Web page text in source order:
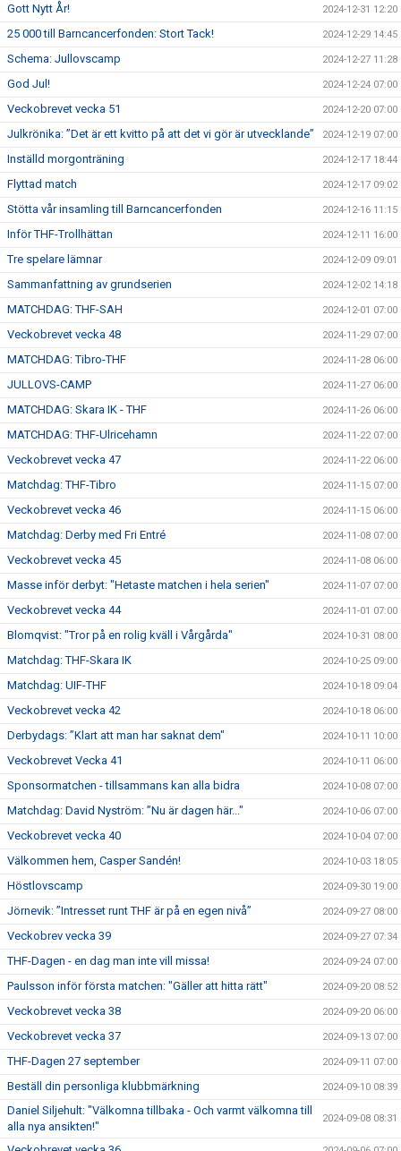
Gott Nytt År! 2024-12-31 12:20
25 000 till Barncancerfonden: Stort Tack! 2024-12-29 14:45
Schema: Jullovscamp 2024-12-27 11:28
God Jul! 2024-12-24 07:00
Veckobrevet vecka 51 2024-12-20 07:00
Julkrönika: ”Det är ett kvitto på att det vi gör är utvecklande” 2024-12-19 07:00
Inställd morgonträning 2024-12-17 18:44
Flyttad match 2024-12-17 09:02
Stötta vår insamling till Barncancerfonden 2024-12-16 11:15
Inför THF-Trollhättan 2024-12-11 16:00
Tre spelare lämnar 2024-12-09 09:01
Sammanfattning av grundserien 2024-12-02 14:18
MATCHDAG: THF-SAH 2024-12-01 07:00
Veckobrevet vecka 48 2024-11-29 07:00
MATCHDAG: Tibro-THF 2024-11-28 06:00
JULLOVS-CAMP 2024-11-27 06:00
MATCHDAG: Skara IK - THF 2024-11-26 06:00
MATCHDAG: THF-Ulricehamn 2024-11-22 07:00
Veckobrevet vecka 47 2024-11-22 06:00
Matchdag: THF-Tibro 2024-11-15 07:00
Veckobrevet vecka 46 2024-11-15 06:00
Matchdag: Derby med Fri Entré 2024-11-08 07:00
Veckobrevet vecka 45 2024-11-08 06:00
Masse inför derbyt: "Hetaste matchen i hela serien" 2024-11-07 07:00
Veckobrevet vecka 44 2024-11-01 07:00
Blomqvist: "Tror på en rolig kväll i Vårgårda" 2024-10-31 08:00
Matchdag: THF-Skara IK 2024-10-25 09:00
Matchdag: UIF-THF 2024-10-18 09:04
Veckobrevet vecka 42 2024-10-18 06:00
Derbydags: ”Klart att man har saknat dem" 2024-10-11 10:00
Veckobrevet Vecka 41 2024-10-11 06:00
Sponsormatchen - tillsammans kan alla bidra 2024-10-08 07:00
Matchdag: David Nyström: ”Nu är dagen här..." 2024-10-06 07:00
Veckobrevet vecka 40 2024-10-04 07:00
Välkommen hem, Casper Sandén! 2024-10-03 18:05
Höstlovscamp 2024-09-30 19:00
Jörnevik: ”Intresset runt THF är på en egen nivå” 2024-09-27 08:00
Veckobrev vecka 39 2024-09-27 07:34
THF-Dagen - en dag man inte vill missa! 2024-09-24 07:00
Paulsson inför första matchen: "Gäller att hitta rätt" 2024-09-20 08:52
Veckobrevet vecka 38 2024-09-20 06:00
Veckobrevet vecka 37 2024-09-13 07:00
THF-Dagen 27 september 2024-09-11 07:00
Beställ din personliga klubbmärkning 2024-09-10 08:39
Daniel Siljehult: "Välkomna tillbaka - Och varmt välkomna till
alla nya ansikten!"
2024-09-08 08:31